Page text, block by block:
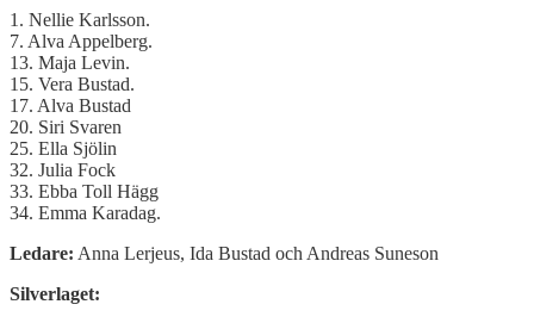
1. Nellie Karlsson.
7. Alva Appelberg.
13. Maja Levin.
15. Vera Bustad.
17. Alva Bustad
20. Siri Svaren
25. Ella Sjölin
32. Julia Fock
33. Ebba Toll Hägg
34. Emma Karadag.
Ledare: Anna Lerjeus, Ida Bustad och Andreas Suneson
Silverlaget: